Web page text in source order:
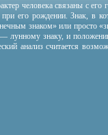
человека связаны с
при его рождении. Знак, в
знаком» или просто
лунному знаку, и
анализ считается